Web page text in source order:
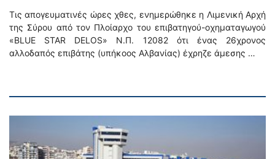
Τις απογευματινές ώρες χθες, ενημερώθηκε η Λιμενική Αρχή
της Σύρου από τον Πλοίαρχο του επιβατηγού-οχηματαγωγού
«BLUE STAR DΕLOS» N.Π. 12082 ότι ένας 26χρονος
αλλοδαπός επιβάτης (υπήκοος Αλβανίας) έχρηζε άμεσης …